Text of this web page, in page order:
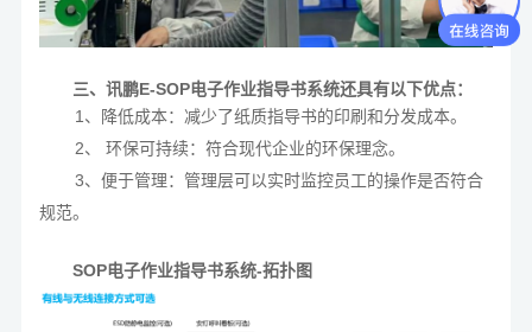
三、讯鹏E-SOP电子作业指导书系统还具有以下优点：
1、降低成本：减少了纸质指导书的印刷和分发成本。
2、 环保可持续：符合现代企业的环保理念。
3、便于管理：管理层可以实时监控员工的操作是否符合
规范。
SOP电子作业指导书系统-拓扑图